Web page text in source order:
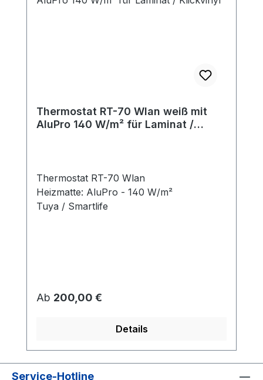
Thermostat RT-70 Wlan weiß mit
AluPro 140 W/m² für Laminat /
Thermostat RT-70 Wlan
Heizmatte: AluPro - 140 W/m²
Tuya / Smartlife
Regulärer Preis:
Ab 200,00 €
Details
Service-Hotline